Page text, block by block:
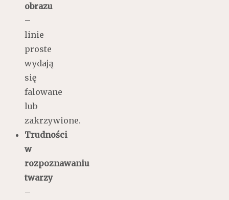
obrazu
–
linie
proste
wydają
się
falowane
lub
zakrzywione.
Trudności
w
rozpoznawaniu
twarzy
–